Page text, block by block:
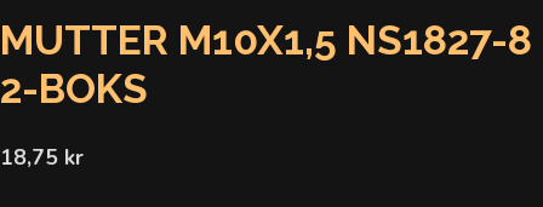
MUTTER M10X1,5 NS1827-8
2-BOKS
18,75 kr